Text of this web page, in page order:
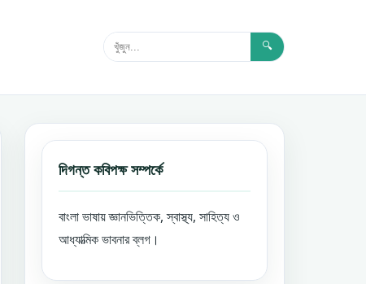
🔍
দিগন্ত কবিপক্ষ সম্পর্কে
বাংলা ভাষায় জ্ঞানভিত্তিক, স্বাস্থ্য, সাহিত্য ও
আধ্যাত্মিক ভাবনার ব্লগ।